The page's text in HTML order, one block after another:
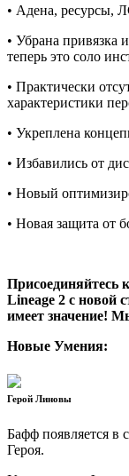
• Адена, ресурсы,
• Убрана привязка
теперь это соло
• Практически
характеристики
• Укреплена
• Избавились от
• Новый
• Новая защита от
Присоединяйтесь
Lineage 2 с новой
имеет значение!
Новые Умения:
Герой Линовы
Бафф появляется в
Героя.